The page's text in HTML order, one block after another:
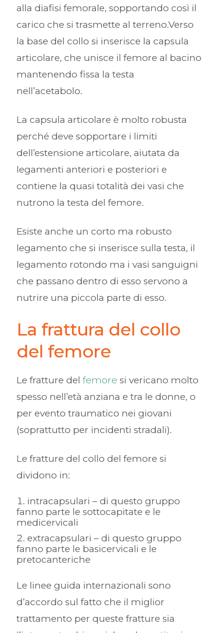
alla diafisi femorale, sopportando così il
carico che si trasmette al terreno.Verso
la base del collo si inserisce la capsula
articolare, che unisce il femore al bacino
mantenendo fissa la testa
nell’acetabolo.
La capsula articolare è molto robusta
perché deve sopportare i limiti
dell’estensione articolare, aiutata da
legamenti anteriori e posteriori e
contiene la quasi totalità dei vasi che
nutrono la testa del femore.
Esiste anche un corto ma robusto
legamento che si inserisce sulla testa, il
legamento rotondo ma i vasi sanguigni
che passano dentro di esso servono a
nutrire una piccola parte di esso.
La frattura del collo
del femore
Le fratture del femore si vericano molto
spesso nell’età anziana e tra le donne, o
per evento traumatico nei giovani
(soprattutto per incidenti stradali).
Le fratture del collo del femore si
dividono in:
intracapsulari – di questo gruppo
fanno parte le sottocapitate e le
medicervicali
extracapsulari – di questo gruppo
fanno parte le basicervicali e le
pretocanteriche
Le linee guida internazionali sono
d’accordo sul fatto che il miglior
trattamento per queste fratture sia